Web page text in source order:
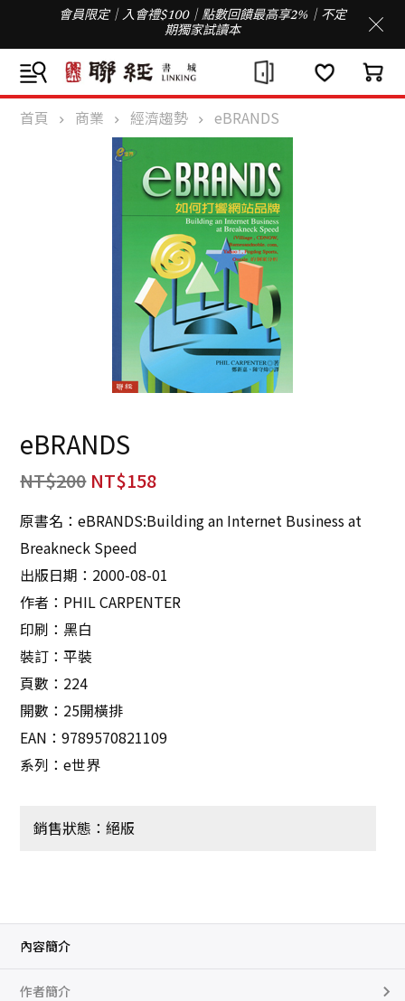
會員限定｜入會禮$100｜點數回饋最高享2%｜不定
期獨家試讀本
首頁 商業 經濟趨勢 eBRANDS
eBRANDS
NT$200 NT$158
原書名：eBRANDS:Building an Internet Business at
Breakneck Speed
出版日期：2000-08-01
作者：PHIL CARPENTER
印刷：黑白
裝訂：平裝
頁數：224
開數：25開橫排
EAN：9789570821109
系列：e世界
銷售狀態：絕版
內容簡介
作者簡介